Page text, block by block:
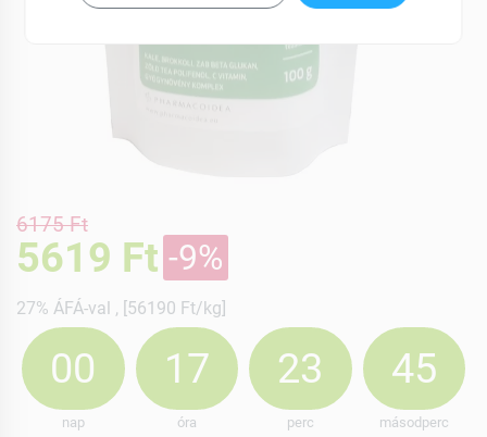
6175 Ft
5619 Ft -9%
27% ÁFÁ-val , [56190 Ft/kg]
00
nap
17
óra
23
perc
44
másodperc